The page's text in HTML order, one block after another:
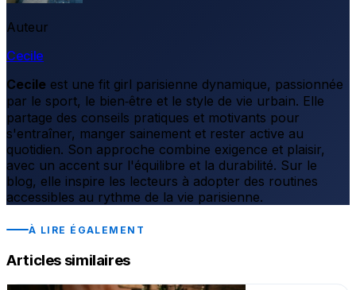
Auteur
Cecile
Cecile est une fit girl parisienne dynamique, passionnée
par le sport, le bien‑être et le style de vie urbain. Elle
partage des conseils pratiques et motivants pour
s'entraîner, manger sainement et rester active au
quotidien. Son approche combine exigence et plaisir,
avec un accent sur l'équilibre et la durabilité. Sur le
blog, elle inspire les lecteurs à adopter des routines
accessibles au rythme de la vie parisienne.
À LIRE ÉGALEMENT
Articles similaires